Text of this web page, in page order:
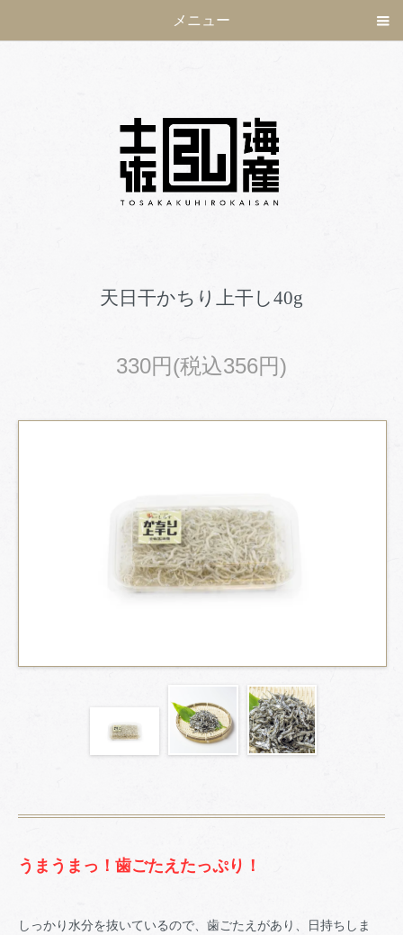
メニュー
天日干かちり上干し40g
330円(税込356円)
うまうまっ！歯ごたえたっぷり！
しっかり水分を抜いているので、歯ごたえがあり、日持ちしま